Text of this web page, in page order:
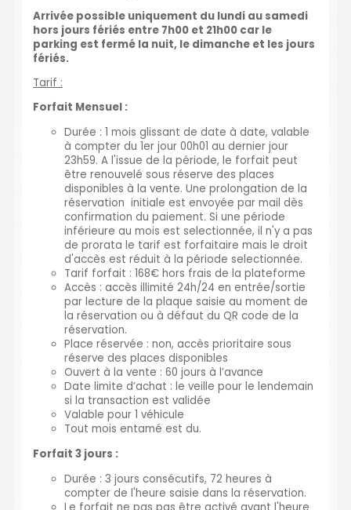
Arrivée possible uniquement du lundi au samedi
hors jours fériés entre 7h00 et 21h00 car le
parking est fermé la nuit, le dimanche et les jours
fériés.
Tarif :
Forfait Mensuel :
Durée : 1 mois glissant de date à date, valable
à compter du 1er jour 00h01 au dernier jour
23h59. A l'issue de la période, le forfait peut
être renouvelé sous réserve des places
disponibles à la vente. Une prolongation de la
réservation initiale est envoyée par mail dès
confirmation du paiement. Si une période
inférieure au mois est selectionnée, il n'y a pas
de prorata le tarif est forfaitaire mais le droit
d'accès est réduit à la période selectionnée.
Tarif forfait : 168€ hors frais de la plateforme
Accès : accès illimité 24h/24 en entrée/sortie
par lecture de la plaque saisie au moment de
la réservation ou à défaut du QR code de la
réservation.
Place réservée : non, accès prioritaire sous
réserve des places disponibles
Ouvert à la vente : 60 jours à l’avance
Date limite d’achat : le veille pour le lendemain
si la transaction est validée
Valable pour 1 véhicule
Tout mois entamé est du.
Forfait 3 jours :
Durée : 3 jours consécutifs, 72 heures à
compter de l'heure saisie dans la réservation.